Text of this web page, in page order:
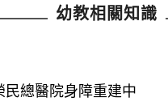
幼教相關知識
總醫院身障重建中